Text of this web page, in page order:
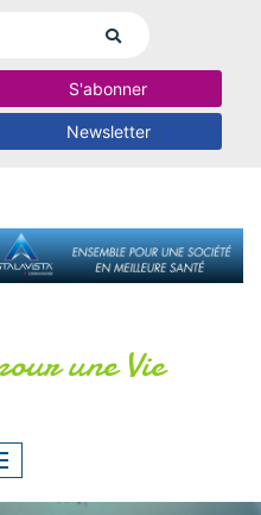
S'abonner
Newsletter
une Vie